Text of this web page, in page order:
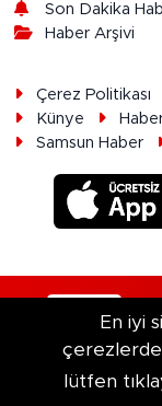
Son Dakika
Haber Arşivi
Çerez Politikası
Künye
Samsun Haber
RSS
En iyi
lütfen